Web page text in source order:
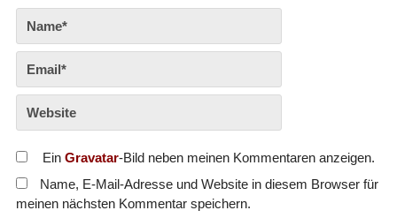
Ein Gravatar-Bild neben meinen Kommentaren anzeigen.
Name, E-Mail-Adresse und Website in diesem Browser für
meinen nächsten Kommentar speichern.